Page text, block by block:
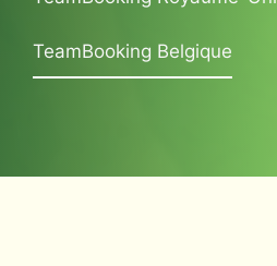
TeamBooking Belgique